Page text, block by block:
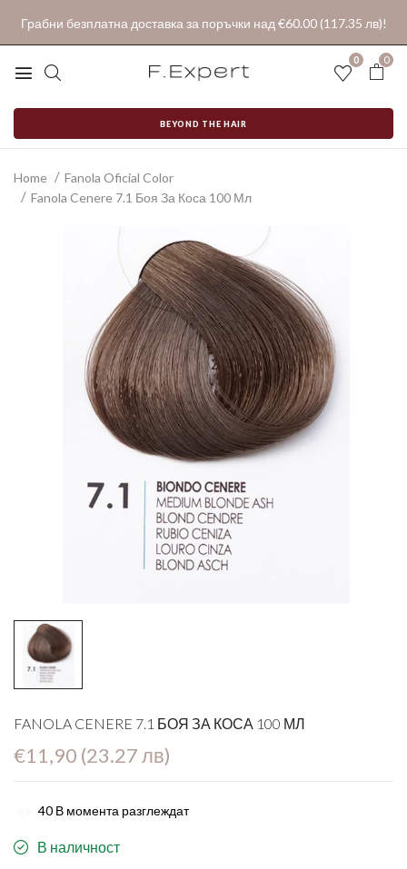
Грабни безплатна доставка за поръчки над €60.00 (117.35 лв)!
0 0
BEYOND THE HAIR
Home
Fanola Oficial Color
Fanola Cenere 7.1 Боя За Коса 100 Мл
FANOLA CENERE 7.1 БОЯ ЗА КОСА 100 МЛ
€11,90 (23.27 лв)
40 В момента разглеждат
В наличност